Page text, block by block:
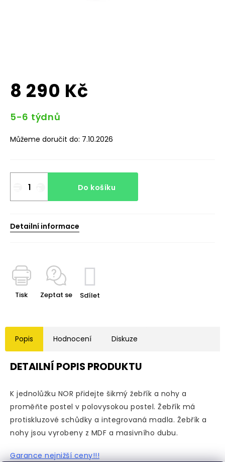
8 290 Kč
Měrná
cena:
5-6 týdnů
Můžeme doručit do: 7.10.2026
Do košíku
Detailní informace
Tisk Zeptat se Sdílet
Popis Hodnocení Diskuze
DETAILNÍ POPIS PRODUKTU
K jednolůžku NOR přidejte šikmý žebřík a nohy a
proměňte postel v polovysokou postel. Žebřík má
protiskluzové schůdky a integrovaná madla. Žebřík a
nohy jsou vyrobeny z MDF a masivního dubu.
Garance nejnižší ceny!!!